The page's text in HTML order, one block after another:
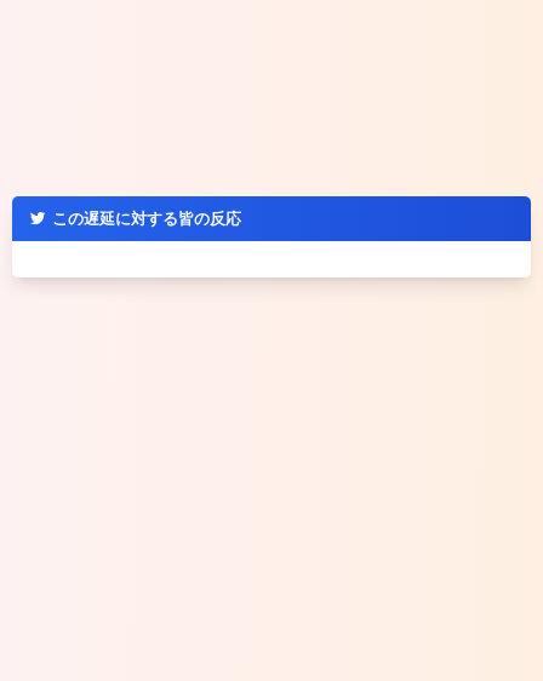
この遅延に対する皆の反応